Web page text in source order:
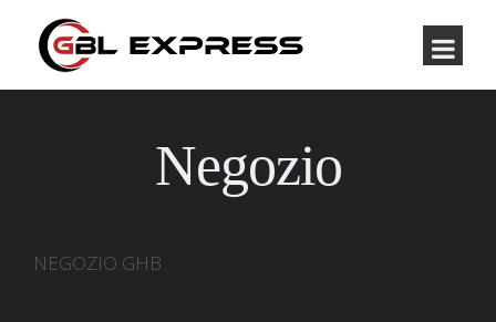
Negozio
NEGOZIO GHB